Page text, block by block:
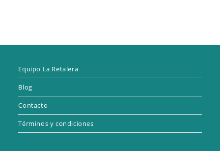
Equipo La Retalera
Blog
Contacto
Términos y condiciones